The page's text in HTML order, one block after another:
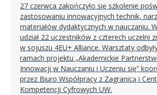
27 czerwca zakończyło się szkolenie
zastosowaniu innowacyjnych technik,
materiałów dydaktycznych w nauczaniu.
udział 22 uczestników z czterech uczelni
w sojuszu 4EU+ Alliance. Warsztaty
ramach projektu „Akademickie
Innowacji w Nauczaniu i Uczeniu się”
przez Biuro Współpracy z Zagranicą i
Kompetencji Cyfrowych UW.